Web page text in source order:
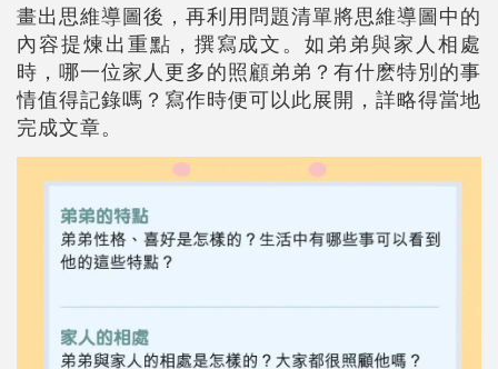
畫出思維導圖後，再利用問題清單將思維導圖中的
內容提煉出重點，撰寫成文。如弟弟與家人相處
時，哪一位家人更多的照顧弟弟？有什麽特別的事
情值得記錄嗎？寫作時便可以此展開，詳略得當地
完成文章。